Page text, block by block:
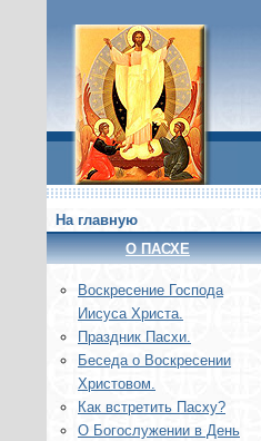
На главную
О ПАСХЕ
Воскреcение Господа
Иисуса Христа.
Праздник Пасхи.
Беседа о Воскресении
Христовом.
Как встретить Пасху?
О Богослужении в День